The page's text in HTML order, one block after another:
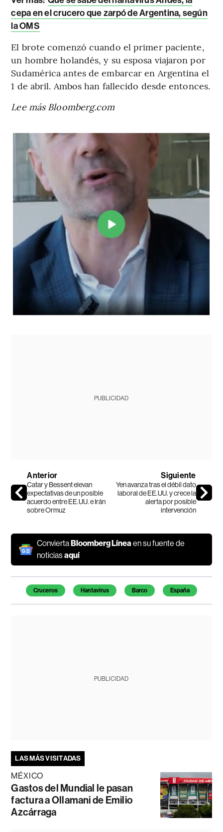
cepa en el crucero que zarpó de Argentina, según
la OMS
El brote comenzó cuando el primer paciente,
un hombre holandés, y su esposa viajaron por
Sudamérica antes de embarcar en Argentina el
1 de abril. Ambos han fallecido desde entonces.
Lee más Bloomberg.com
PUBLICIDAD
Anterior
Catar y Bessent elevan
expectativas de un posible
acuerdo entre EE.UU. e Irán
sobre Ormuz
Siguiente
Yen avanza tras el débil dato
laboral de EE.UU. y crece la
alerta por posible
intervención
ConviertaBloomberg Líneaen su fuente de
noticiasaquí
Temas de este artículo
Cruceros Hantavirus Barco España
PUBLICIDAD
LAS MÁS VISITADAS
MÉXICO
Gastos del Mundial le pasan
factura a Ollamani de Emilio
Azcárraga